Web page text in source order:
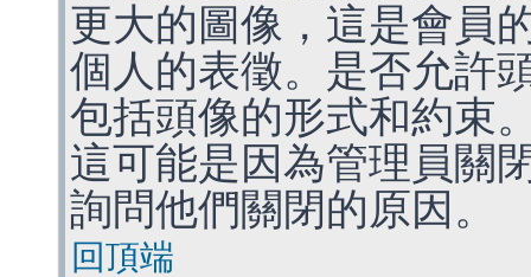
更大的圖像，這是會員
個人的表徵。是否允許
包括頭像的形式和約束
這可能是因為管理員關
詢問他們關閉的原因。
回頂端